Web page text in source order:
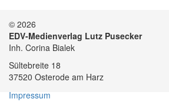
© 2026
EDV-Medienverlag Lutz Pusecker
Inh. Corina Bialek
Sültebreite 18
37520 Osterode am Harz
Impressum